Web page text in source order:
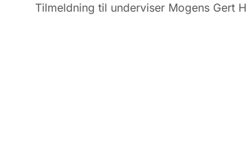
Tilmeldning til underviser Mogens Gert